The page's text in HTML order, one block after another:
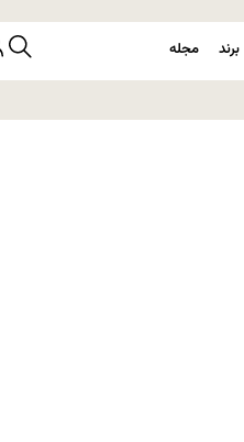
برند مجله